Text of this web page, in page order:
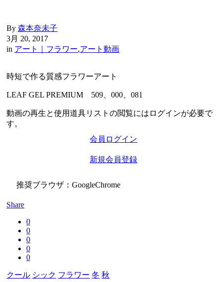
By 森本奈未子
3月 20, 2017
in アート｜フラワー,アート動画
時短で作る質感フラワーアート
LEAF GEL PREMIUM 509、000、081
動画の再生と使用道具リストの閲覧にはログインが必要で
す。
会員ログイン
新規会員登録
推奨ブラウザ：GoogleChrome
Share
0
0
0
0
0
クール シック フラワー 冬 秋